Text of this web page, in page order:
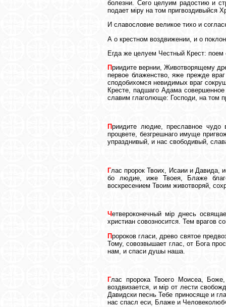
болезни. Сего целуим радостию и
подает мiру на том пригвоздивыйся
И славословие великое тихо и
А о крестном воздвижении, и о
Егда же целуем Честный Крест: поем
Приидите вернии, Животворящему
первое блаженство, яже прежде
сподобихомся невидимых враг
Кресте, падшаго Адама
славим глаголюще: Господи, на том
Приидите людие, преславное
процвете, безгрешнаго имуще
упразднивый, и нас свободивый,
Глас пророк Твоих, Исаии и Давида,
бо людие, иже Твоея, Блаже
воскресением Твоим животворяй,
Четвероконечный мiр днесь
христиан совозносится. Тем врагов
Пророков гласи, древо святое
Тому, совозвышает глас, от Бога
нам, и спаси душы наша.
Глас пророка Твоего Моисеа,
воздвизается, и мiр от лести
Давидски песнь Тебе приносяще и
нас спасл еси, Блаже и